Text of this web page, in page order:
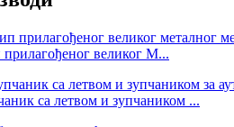
прилагођеног великог М...
са летвом и зупчаником ...